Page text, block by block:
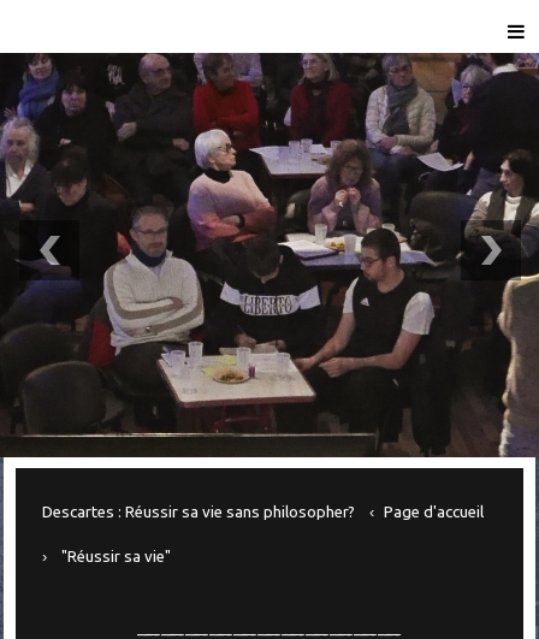
Descartes : Réussir sa vie sans philosopher? Page d'accueil
"Réussir sa vie"